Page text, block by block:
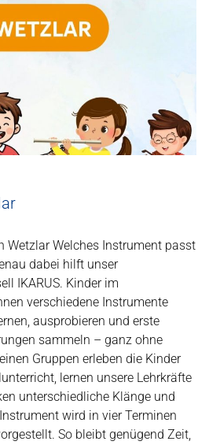
Wetzlar Welches Instrument passt
dabei hilft unser
IKARUS. Kinder im
verschiedene Instrumente
ausprobieren und erste
sammeln – ganz ohne
Gruppen erleben die Kinder
lernen unsere Lehrkräfte
unterschiedliche Klänge und
wird in vier Terminen
So bleibt genügend Zeit,